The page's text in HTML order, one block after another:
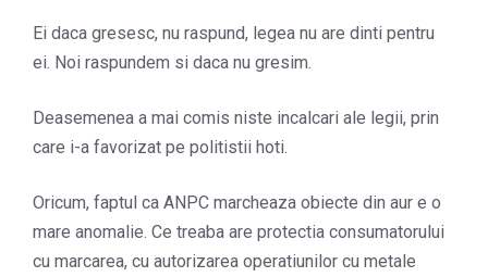
Ei daca gresesc, nu raspund, legea nu are dinti pentru
ei. Noi raspundem si daca nu gresim.
Deasemenea a mai comis niste incalcari ale legii, prin
care i-a favorizat pe politistii hoti.
Oricum, faptul ca ANPC marcheaza obiecte din aur e o
mare anomalie. Ce treaba are protectia consumatorului
cu marcarea, cu autorizarea operatiunilor cu metale